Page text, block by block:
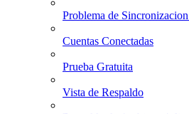
Problema de
Cuentas Conectadas
Prueba Gratuita
Vista de Respaldo